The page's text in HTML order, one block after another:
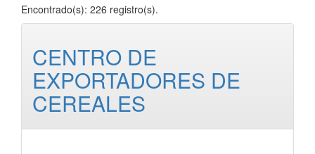
Encontrado(s): 226 registro(s).
CENTRO DE
EXPORTADORES DE
CEREALES